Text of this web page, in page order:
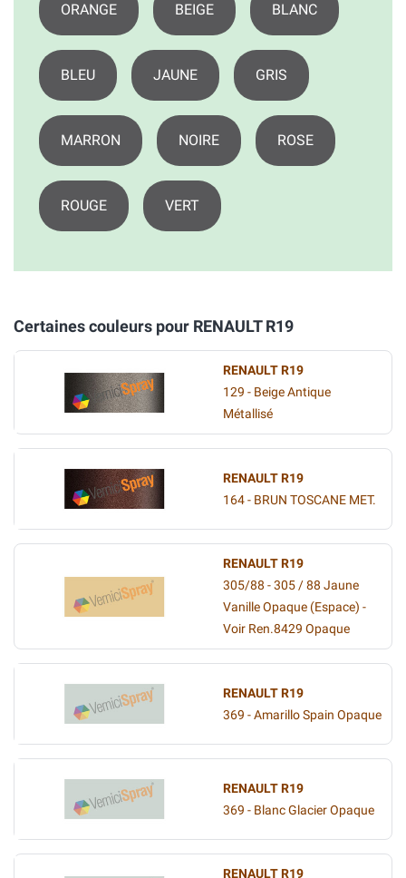
ORANGE BEIGE BLANC
BLEU JAUNE GRIS
MARRON NOIRE ROSE
ROUGE VERT
Certaines couleurs pour RENAULT R19
RENAULT R19
129 - Beige Antique
Métallisé
RENAULT R19
164 - BRUN TOSCANE MET.
RENAULT R19
305/88 - 305 / 88 Jaune
Vanille Opaque (Espace) -
Voir Ren.8429 Opaque
RENAULT R19
369 - Amarillo Spain Opaque
RENAULT R19
369 - Blanc Glacier Opaque
RENAULT R19